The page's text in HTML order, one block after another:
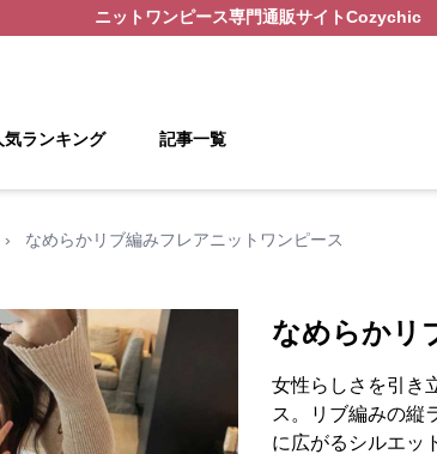
ニットワンピース専門通販サイトCozychic
気ランキング 記事一覧
› なめらかリブ編みフレアニットワンピース
なめらかリ
女性らしさを引き
ス。リブ編みの縦
に広がるシルエッ